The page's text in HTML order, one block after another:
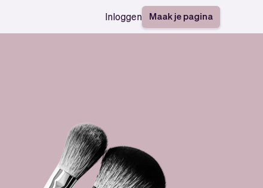
Inloggen Maak je pagina